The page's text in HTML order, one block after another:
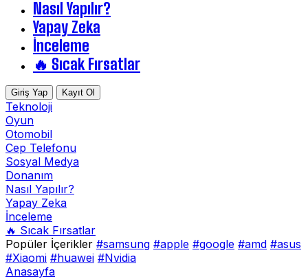
Nasıl Yapılır?
Yapay Zeka
İnceleme
🔥 Sıcak Fırsatlar
Giriş Yap Kayıt Ol
Teknoloji
Oyun
Otomobil
Cep Telefonu
Sosyal Medya
Donanım
Nasıl Yapılır?
Yapay Zeka
İnceleme
🔥 Sıcak Fırsatlar
Popüler İçerikler #samsung #apple #google #amd #asus
#Xiaomi #huawei #Nvidia
Anasayfa